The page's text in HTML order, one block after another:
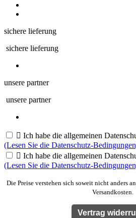
sichere lieferung
sichere lieferung
unsere partner
unsere partner
 Ich habe die allgemeinen
(Lesen Sie die Datenschutz-
 Ich habe die allgemeinen
(Lesen Sie die Datenschutz-
Die Preise verstehen sich soweit nicht anders
Versandkosten.
Vertrag